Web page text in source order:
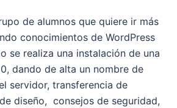
de alumnos que quiere ir más
conocimientos de WordPress
se realiza una instalación de una
dando de alta un nombre de
servidor, transferencia de
diseño, consejos de seguridad,